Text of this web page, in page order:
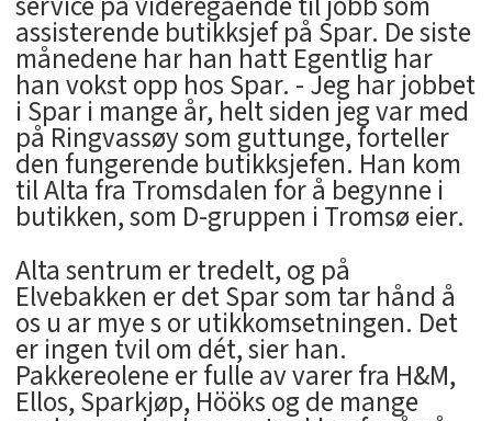
assisterende butikksjef på Spar. De siste
månedene har han hatt Egentlig har
han vokst opp hos Spar. - Jeg har jobbet
i Spar i mange år, helt siden jeg var med
på Ringvassøy som guttunge, forteller
den fungerende butikksjefen. Han kom
til Alta fra Tromsdalen for å begynne i
butikken, som D-gruppen i Tromsø eier.
Alta sentrum er tredelt, og på
Elvebakken er det Spar som tar hånd å
os u ar mye s or utikkomsetningen. Det
er ingen tvil om dét, sier han.
Pakkereolene er fulle av varer fra H&M,
Ellos, Sparkjøp, Hööks og de mange